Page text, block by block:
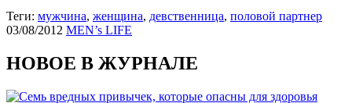
Теги: мужчина, женщина, девственница, половой партнер
03/08/2012 MEN’s LIFE
НОВОЕ В ЖУРНАЛЕ